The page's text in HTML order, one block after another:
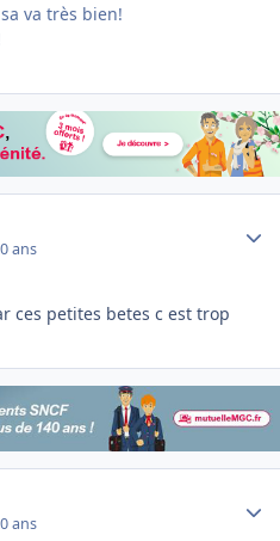
va très bien!
ans
ces petites betes c est trop
ans